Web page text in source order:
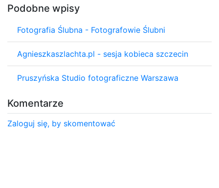
Podobne wpisy
Fotografia Ślubna - Fotografowie Ślubni
Agnieszkaszlachta.pl - sesja kobieca szczecin
Pruszyńska Studio fotograficzne Warszawa
Komentarze
Zaloguj się, by skomentować